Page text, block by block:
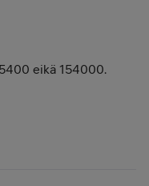
eikä 154000.